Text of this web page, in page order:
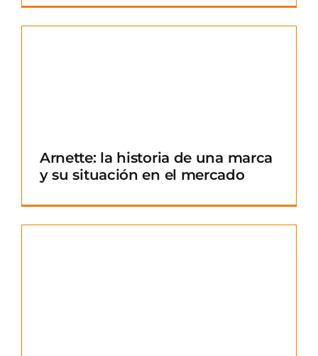
Arnette: la historia de una marca
y su situación en el mercado